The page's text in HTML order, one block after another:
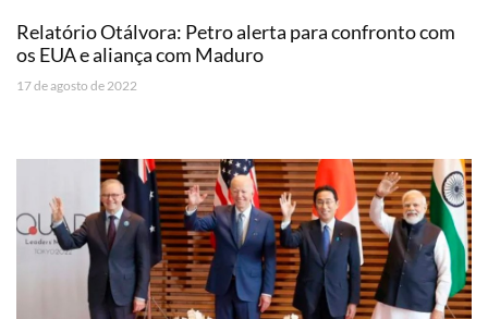
Relatório Otálvora: Petro alerta para confronto com
os EUA e aliança com Maduro
17 de agosto de 2022